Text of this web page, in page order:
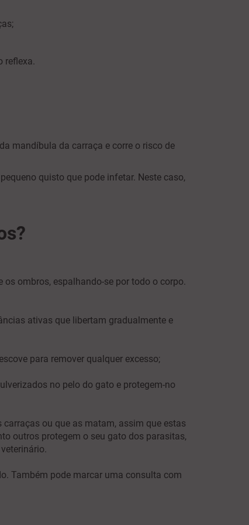
reflexa.
mandíbula da carraça e corre o risco de
quisto que pode infetar. Neste caso,
ombros, espalhando-se por todo o corpo.
ativas que libertam gradualmente e
para remover qualquer excesso;
no pelo do gato e protegem-no
ou que as matam, assim que estas
outros protegem o seu gato dos parasitas,
Também pode marcar uma consulta com